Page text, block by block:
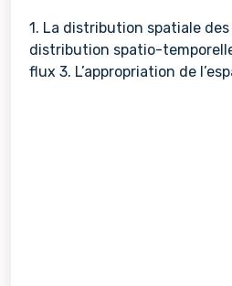
1. La distribution spatiale
distribution spatio-
flux 3. L’appropriation de